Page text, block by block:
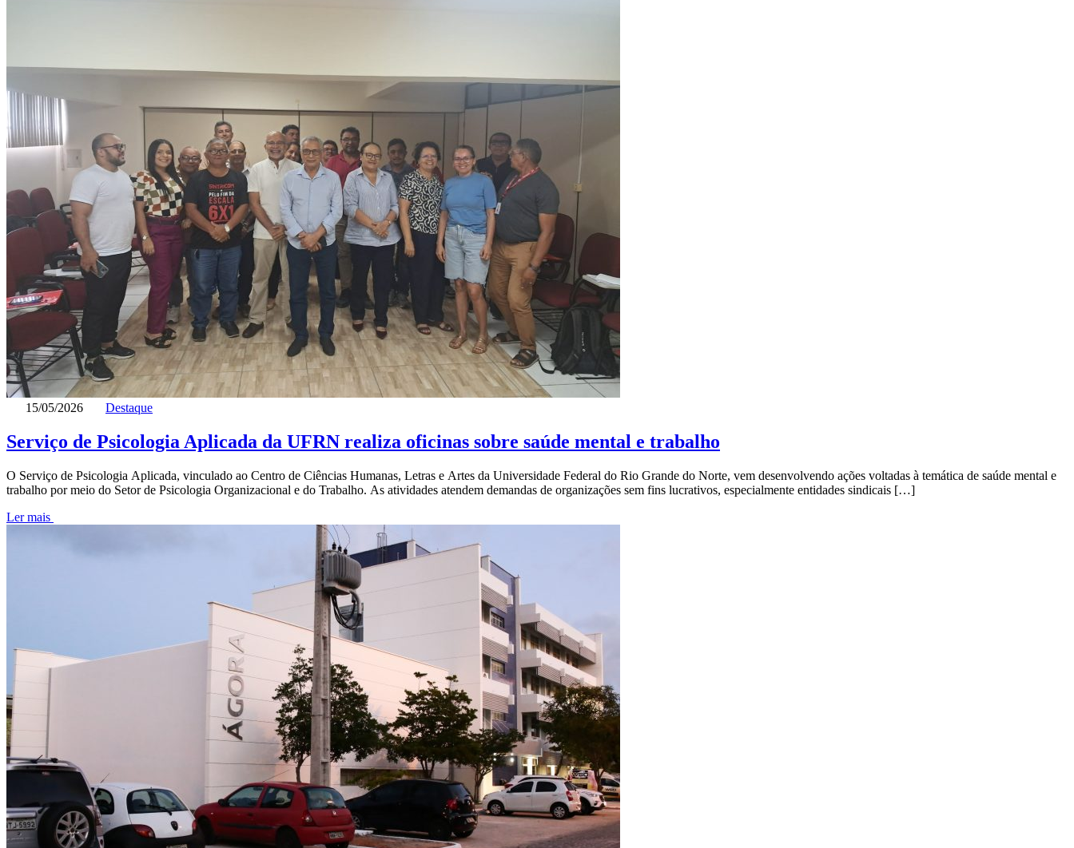
15/05/2026 Destaque
Serviço de Psicologia Aplicada da UFRN realiza oficinas sobre saúde mental e trabalho
O Serviço de Psicologia Aplicada, vinculado ao Centro de Ciências Humanas, Letras e Artes da Universidade Federal do Rio Grande do Norte, vem desenvolvendo ações voltadas à temática de saúde mental e
trabalho por meio do Setor de Psicologia Organizacional e do Trabalho. As atividades atendem demandas de organizações sem fins lucrativos, especialmente entidades sindicais […]
Ler mais